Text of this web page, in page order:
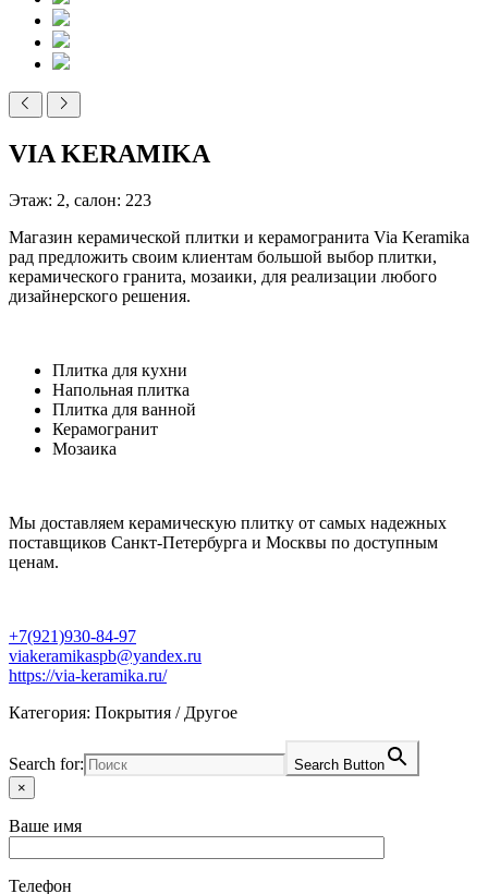
VIA KERAMIKA
Этаж: 2, салон: 223
Магазин керамической плитки и керамогранита Via Keramika
рад предложить своим клиентам большой выбор плитки,
керамического гранита, мозаики, для реализации любого
дизайнерского решения.
Плитка для кухни
Напольная плитка
Плитка для ванной
Керамогранит
Мозаика
Мы доставляем керамическую плитку от самых надежных
поставщиков Санкт-Петербурга и Москвы по доступным
ценам.
+7(921)930-84-97
viakeramikaspb@yandex.ru
https://via-keramika.ru/
Категория: Покрытия / Другое
Search for:
Search Button
×
Ваше имя
Телефон